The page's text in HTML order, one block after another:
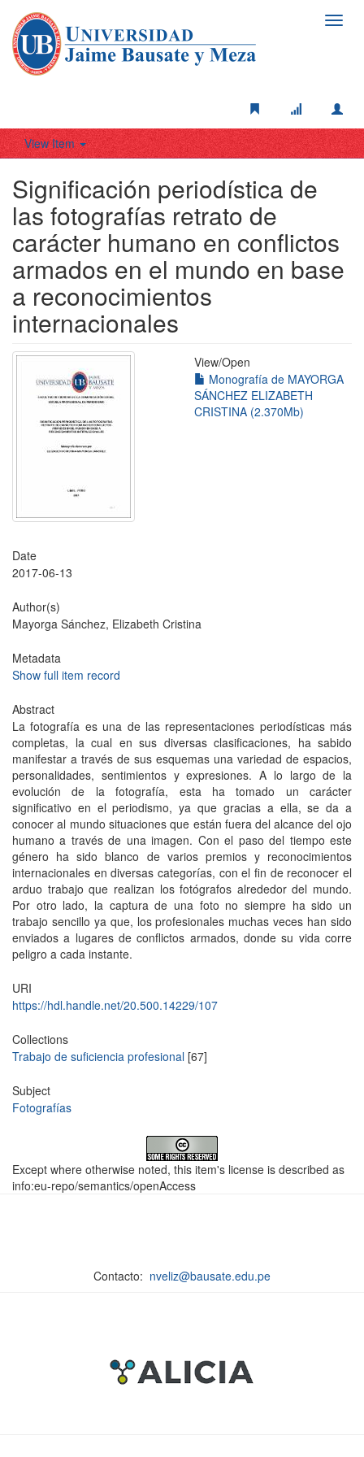
View Item
Significación periodística de
las fotografías retrato de
carácter humano en conflictos
armados en el mundo en base
a reconocimientos
internacionales
View/Open
Monografía de MAYORGA
SÁNCHEZ ELIZABETH
CRISTINA (2.370Mb)
Date
2017-06-13
Author(s)
Mayorga Sánchez, Elizabeth Cristina
Metadata
Show full item record
Abstract
La fotografía es una de las representaciones periodísticas más
completas, la cual en sus diversas clasificaciones, ha sabido
manifestar a través de sus esquemas una variedad de espacios,
personalidades, sentimientos y expresiones. A lo largo de la
evolución de la fotografía, esta ha tomado un carácter
significativo en el periodismo, ya que gracias a ella, se da a
conocer al mundo situaciones que están fuera del alcance del ojo
humano a través de una imagen. Con el paso del tiempo este
género ha sido blanco de varios premios y reconocimientos
internacionales en diversas categorías, con el fin de reconocer el
arduo trabajo que realizan los fotógrafos alrededor del mundo.
Por otro lado, la captura de una foto no siempre ha sido un
trabajo sencillo ya que, los profesionales muchas veces han sido
enviados a lugares de conflictos armados, donde su vida corre
peligro a cada instante.
URI
https://hdl.handle.net/20.500.14229/107
Collections
Trabajo de suficiencia profesional [67]
Subject
Fotografías
Except where otherwise noted, this item's license is described as
info:eu-repo/semantics/openAccess
Contacto: nveliz@bausate.edu.pe